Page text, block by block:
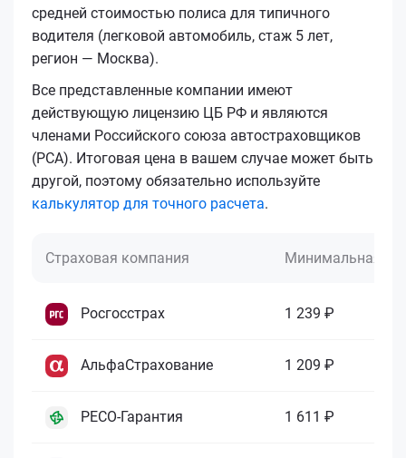
средней стоимостью полиса для типичного
водителя (легковой автомобиль, стаж 5 лет,
регион — Москва).
Все представленные компании имеют
действующую лицензию ЦБ РФ и являются
членами Российского союза автостраховщиков
(РСА). Итоговая цена в вашем случае может быть
другой, поэтому обязательно используйте
калькулятор для точного расчета.
Страховая компания Минимальная
Росгосстрах 1 239 ₽
АльфаСтрахование 1 209 ₽
РЕСО-Гарантия 1 611 ₽